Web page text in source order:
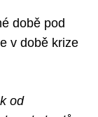
době pod
v době krize
od